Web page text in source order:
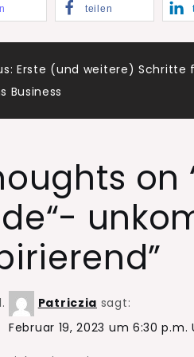
teilen
Erste (und weitere) Schritte
Business
on
”
Patriczia sagt:
Februar 19, 2023 um 6:30 p.m.